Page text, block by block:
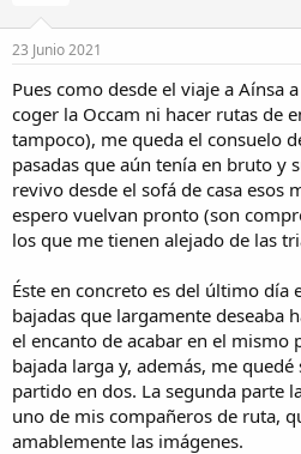
n
e
s
23 Junio 2021
Pues como desde el viaje a Aínsa
coger la Occam ni hacer rutas de
tampoco), me queda el consuelo
pasadas que aún tenía en bruto y
revivo desde el sofá de casa esos
espero vuelvan pronto (son
los que me tienen alejado de las
Éste en concreto es del último día
bajadas que largamente deseaba
el encanto de acabar en el mismo
bajada larga y, además, me
partido en dos. La segunda parte
uno de mis compañeros de ruta,
amablemente las imágenes.